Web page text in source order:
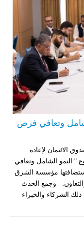
وتعافي فرص
2026 - شارك صندوق الائتمان لإعادة
" النمو الشامل وتعافي
مؤسسة الشرق
وجمع الحدث
الشركاء والخبراء